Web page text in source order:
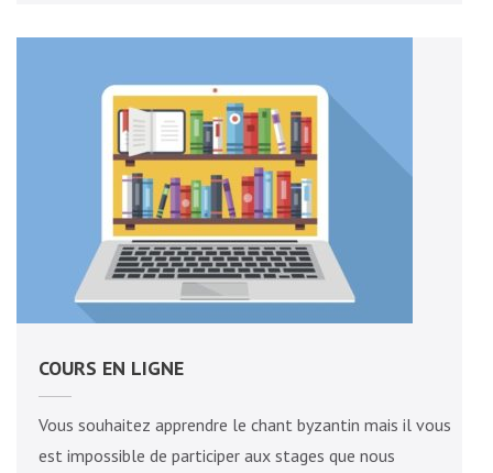
COURS EN LIGNE
Vous souhaitez apprendre le chant byzantin mais il vous
est impossible de participer aux stages que nous